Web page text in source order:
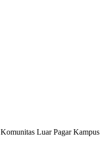
Komunitas Luar Pagar Kampus